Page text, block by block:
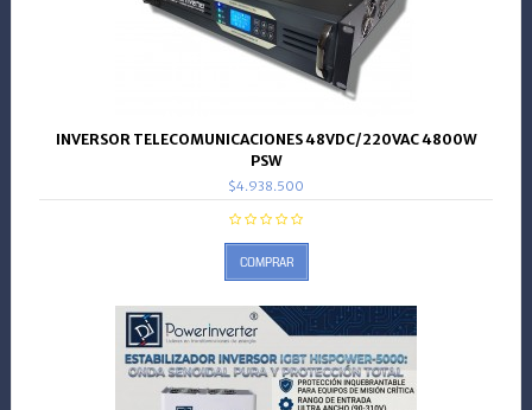
INVERSOR TELECOMUNICACIONES 48VDC/220VAC 4800W
PSW
$4.938.500
COMPRAR